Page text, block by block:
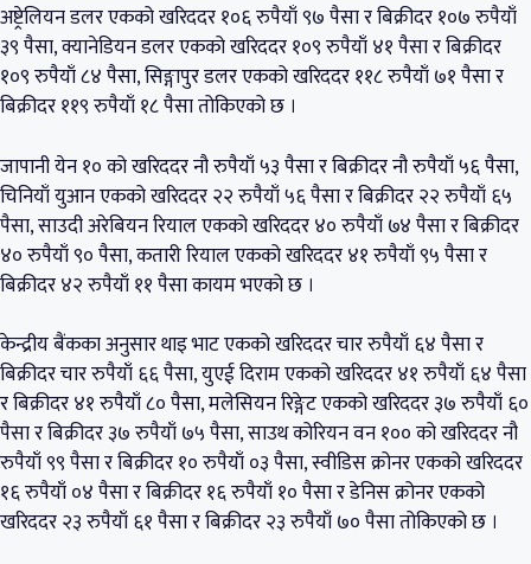
अष्ट्रेलियन डलर एकको खरिददर १०६ रुपैयाँ ९७ पैसा र बिक्रीदर १०७ रुपैयाँ
३९ पैसा, क्यानेडियन डलर एकको खरिददर १०९ रुपैयाँ ४१ पैसा र बिक्रीदर
१०९ रुपैयाँ ८४ पैसा, सिङ्गापुर डलर एकको खरिददर ११८ रुपैयाँ ७१ पैसा र
बिक्रीदर ११९ रुपैयाँ १८ पैसा तोकिएको छ ।
जापानी येन १० को खरिददर नौ रुपैयाँ ५३ पैसा र बिक्रीदर नौ रुपैयाँ ५६ पैसा,
चिनियाँ युआन एकको खरिददर २२ रुपैयाँ ५६ पैसा र बिक्रीदर २२ रुपैयाँ ६५
पैसा, साउदी अरेबियन रियाल एकको खरिददर ४० रुपैयाँ ७४ पैसा र बिक्रीदर
४० रुपैयाँ ९० पैसा, कतारी रियाल एकको खरिददर ४१ रुपैयाँ ९५ पैसा र
बिक्रीदर ४२ रुपैयाँ ११ पैसा कायम भएको छ ।
केन्द्रीय बैंकका अनुसार थाइ भाट एकको खरिददर चार रुपैयाँ ६४ पैसा र
बिक्रीदर चार रुपैयाँ ६६ पैसा, युएई दिराम एकको खरिददर ४१ रुपैयाँ ६४ पैसा
र बिक्रीदर ४१ रुपैयाँ ८० पैसा, मलेसियन रिङ्गेट एकको खरिददर ३७ रुपैयाँ ६०
पैसा र बिक्रीदर ३७ रुपैयाँ ७५ पैसा, साउथ कोरियन वन १०० को खरिददर नौ
रुपैयाँ ९९ पैसा र बिक्रीदर १० रुपैयाँ ०३ पैसा, स्वीडिस क्रोनर एकको खरिददर
१६ रुपैयाँ ०४ पैसा र बिक्रीदर १६ रुपैयाँ १० पैसा र डेनिस क्रोनर एकको
खरिददर २३ रुपैयाँ ६१ पैसा र बिक्रीदर २३ रुपैयाँ ७० पैसा तोकिएको छ ।